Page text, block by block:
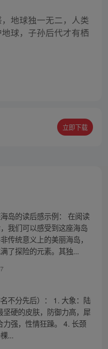
地球独一无二，人类
球，子孙后代才有栖
立即下载
岛的读后感示例： 在阅读
我们可以感受到这座海岛
传统意义上的美丽海岛，
了探险的元素。其独...
不分先后）： 1. 大象：陆
硬的皮肤，防御力高，犀
强，性情狂躁。 4. 长颈
...